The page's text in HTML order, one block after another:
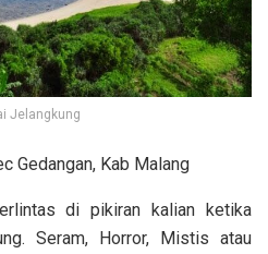
Jelangkung
Gedangan, Kab Malang
di pikiran kalian ketika
Seram, Horror, Mistis atau